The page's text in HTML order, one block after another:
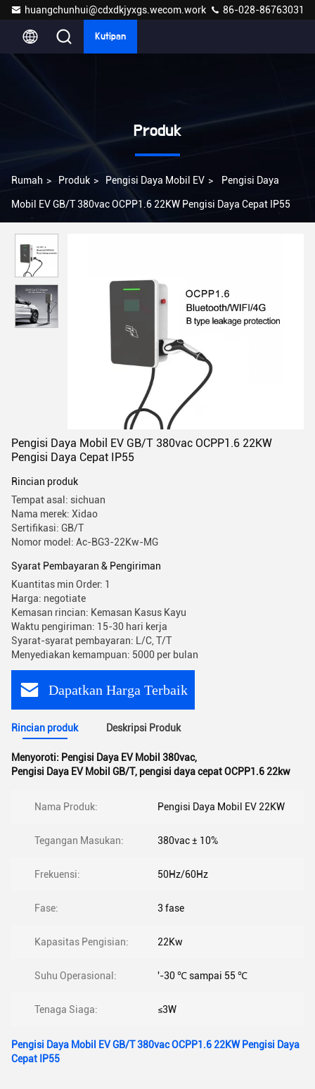
huangchunhui@cdxdkjyxgs.wecom.work 86-028-86763031
Kutipan
Produk
Rumah > Produk > Pengisi Daya Mobil EV > Pengisi Daya
Mobil EV GB/T 380vac OCPP1.6 22KW Pengisi Daya Cepat IP55
Pengisi Daya Mobil EV GB/T 380vac OCPP1.6 22KW
Pengisi Daya Cepat IP55
Rincian produk
Tempat asal: sichuan
Nama merek: Xidao
Sertifikasi: GB/T
Nomor model: Ac-BG3-22Kw-MG
Syarat Pembayaran & Pengiriman
Kuantitas min Order: 1
Harga: negotiate
Kemasan rincian: Kemasan Kasus Kayu
Waktu pengiriman: 15-30 hari kerja
Syarat-syarat pembayaran: L/C, T/T
Menyediakan kemampuan: 5000 per bulan
Dapatkan Harga Terbaik
Rincian produk Deskripsi Produk
Menyoroti: Pengisi Daya EV Mobil 380vac,
Pengisi Daya EV Mobil GB/T, pengisi daya cepat OCPP1.6 22kw
Nama Produk: Pengisi Daya Mobil EV 22KW
Tegangan Masukan: 380vac ± 10%
Frekuensi: 50Hz/60Hz
Fase: 3 fase
Kapasitas Pengisian: 22Kw
Suhu Operasional: '-30 ℃ sampai 55 ℃
Tenaga Siaga: ≤3W
Pengisi Daya Mobil EV GB/T 380vac OCPP1.6 22KW Pengisi Daya
Cepat IP55